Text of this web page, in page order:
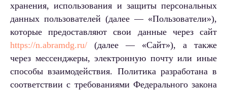
хранения, использования и защиты персональных
данных пользователей (далее — «Пользователи»),
которые предоставляют свои данные через сайт
https://n.abramdg.ru/ (далее — «Сайт»), а также
через мессенджеры, электронную почту или иные
способы взаимодействия. Политика разработана в
соответствии с требованиями Федерального закона